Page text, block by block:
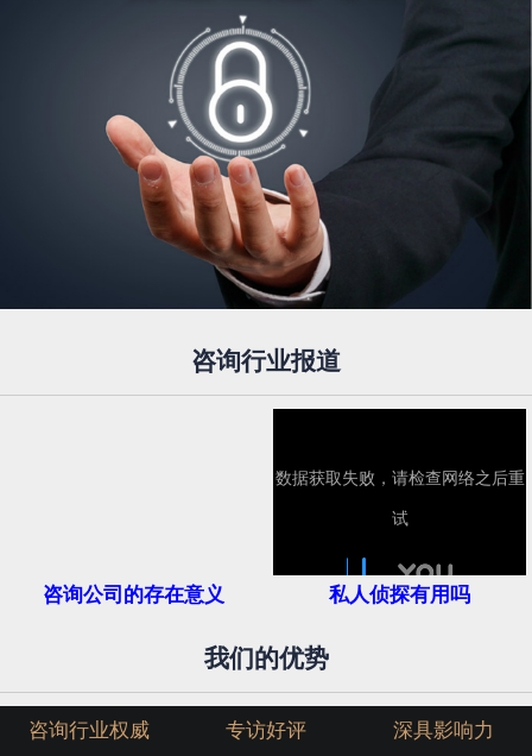
咨询行业报道
咨询公司的存在意义 私人侦探有用吗
我们的优势
咨询行业权威 专访好评 深具影响力